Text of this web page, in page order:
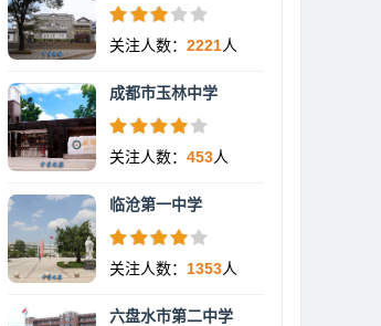
关注人数： 2221人
成都市玉林中学
关注人数： 453人
临沧第一中学
关注人数： 1353人
六盘水市第二中学